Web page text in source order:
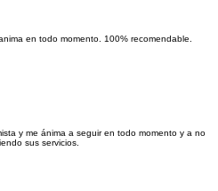
en todo momento. 100% recomendable.
y me ánima a seguir en todo momento y a no
sus servicios.